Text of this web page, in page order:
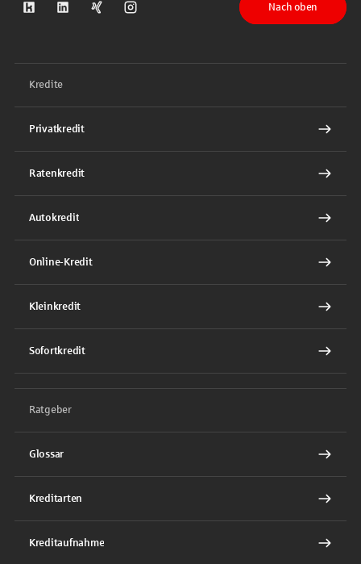
S-Kreditpartner auf Kununu
S-Kreditpartner auf LinkedIn
S-Kreditpartner auf Xing
S-Kreditpartner auf Instagram
Nach oben
Kredite
Privatkredit
Ratenkredit
Autokredit
Online-Kredit
Kleinkredit
Sofortkredit
Ratgeber
Glossar
Kreditarten
Kreditaufnahme